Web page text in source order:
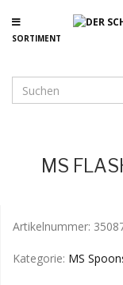
SORTIMENT
MS
Artikelnummer:
Kategorie: MS